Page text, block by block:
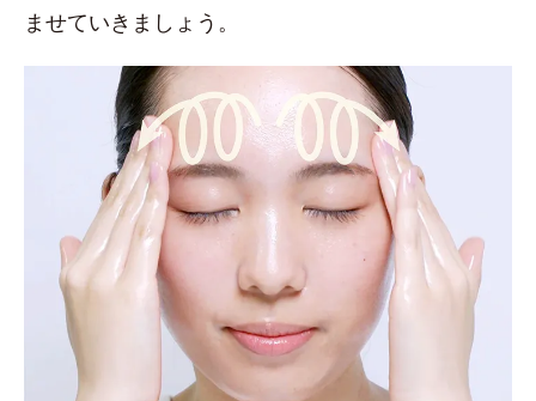
ませていきましょう。